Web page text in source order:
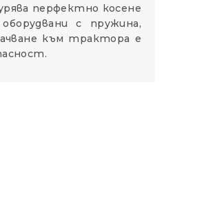
перфектно косене
с пружина,
към трактора е